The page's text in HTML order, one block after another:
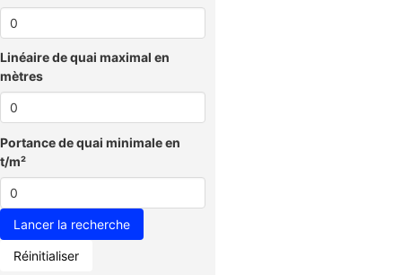
Linéaire de quai maximal en
mètres
Portance de quai minimale en
t/m²
Réinitialiser